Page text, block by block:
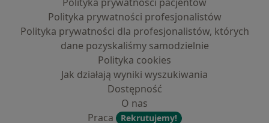
Polityka prywatności profesjonalistów
Polityka prywatności dla profesjonalistów, których
dane pozyskaliśmy samodzielnie
Polityka cookies
Jak działają wyniki wyszukiwania
Dostępność
O nas
Praca
Rekrutujemy!